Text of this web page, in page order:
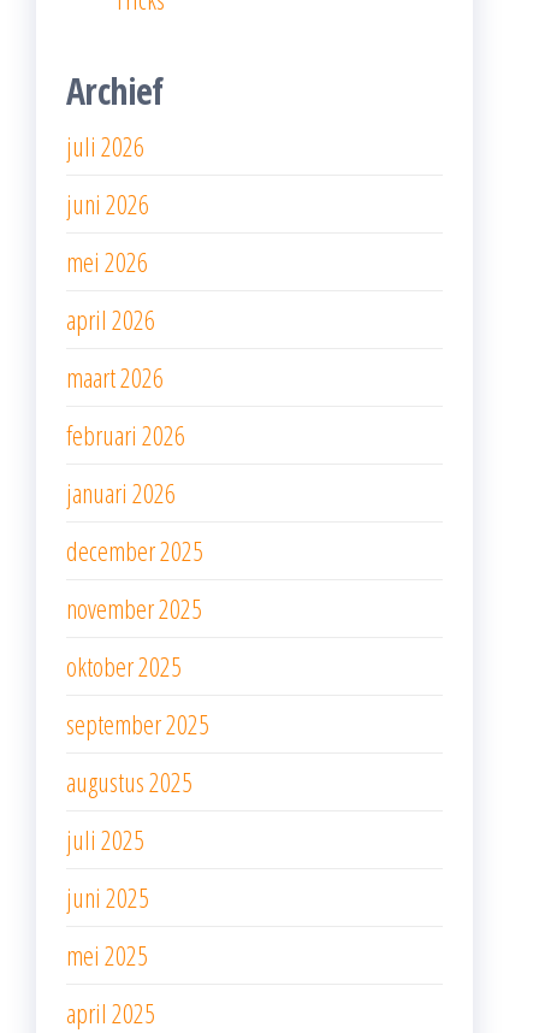
Archief
juli 2026
juni 2026
mei 2026
april 2026
maart 2026
februari 2026
januari 2026
december 2025
november 2025
oktober 2025
september 2025
augustus 2025
juli 2025
juni 2025
mei 2025
april 2025